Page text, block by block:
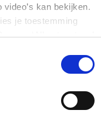
kan bekijken.
je toestemming
op ‘Alles toestaan’
te ontsluiten,
grip op een complex
voorkomen.
van slimme digitalisatie